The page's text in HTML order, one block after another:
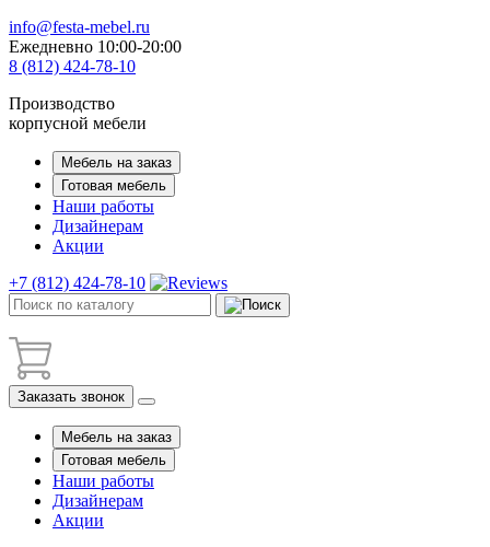
info@festa-mebel.ru
Ежедневно 10:00-20:00
8 (812) 424-78-10
Производство
корпусной мебели
Мебель на заказ
Готовая мебель
Наши работы
Дизайнерам
Акции
+7 (812) 424-78-10
Заказать звонок
Мебель на заказ
Готовая мебель
Наши работы
Дизайнерам
Акции